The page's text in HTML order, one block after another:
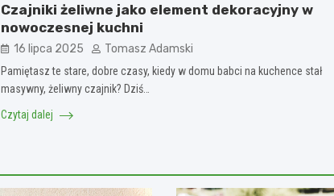
Czajniki żeliwne jako element dekoracyjny w
nowoczesnej kuchni
16 lipca 2025 Tomasz Adamski
Pamiętasz te stare, dobre czasy, kiedy w domu babci na kuchence stał
masywny, żeliwny czajnik? Dziś…
Czytaj dalej